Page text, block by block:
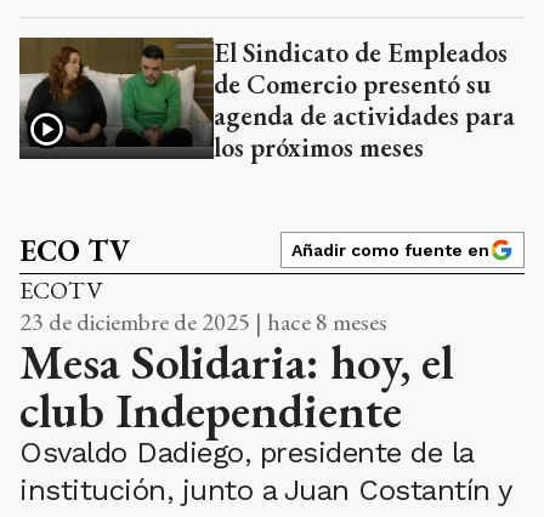
El Sindicato de Empleados
de Comercio presentó su
agenda de actividades para
los próximos meses
ECO TV Añadir como fuente en
ECOTV
23 de diciembre de 2025 | hace 8 meses
Mesa Solidaria: hoy, el
club Independiente
Osvaldo Dadiego, presidente de la
institución, junto a Juan Costantín y